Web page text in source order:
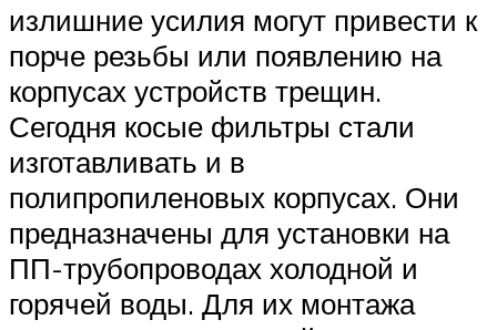
излишние усилия могут привести к
порче резьбы или появлению на
корпусах устройств трещин.
Сегодня косые фильтры стали
изготавливать и в
полипропиленовых корпусах. Они
предназначены для установки на
ПП-трубопроводах холодной и
горячей воды. Для их монтажа